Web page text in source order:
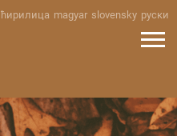
ћирилица magyar slovensky руски